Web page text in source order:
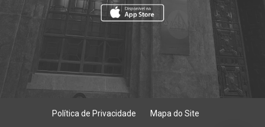
Política de Privacidade Mapa do Site